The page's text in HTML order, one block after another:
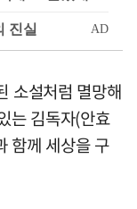
소설처럼 멸망해
는 김독자(안효
함께 세상을 구